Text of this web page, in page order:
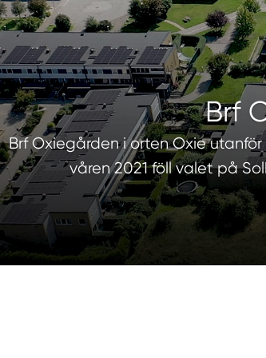
Brf
Brf Oxiegården i orten Oxie
våren 2021 föll valet på